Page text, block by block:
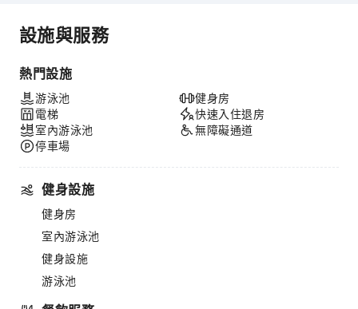
設施與服務
熱門設施
游泳池
電梯
室內游泳池
停車場
健身房
快速入住退房
無障礙通道
健身設施
健身房
室內游泳池
健身設施
游泳池